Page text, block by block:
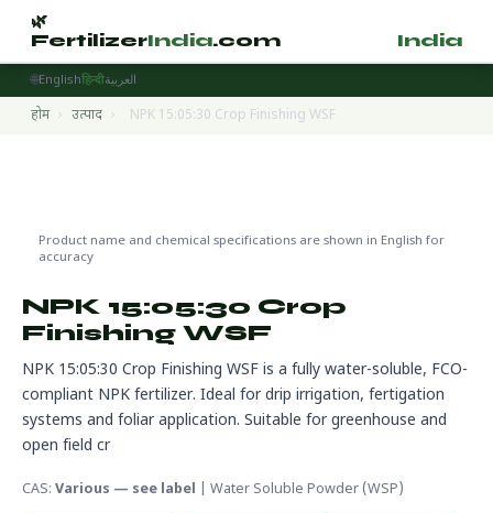
🌿
FertilizerIndia.com India
🌐Englishहिन्दीالعربية
होम › उत्पाद › NPK 15:05:30 Crop Finishing WSF
Product name and chemical specifications are shown in English for
accuracy
NPK 15:05:30 Crop
Finishing WSF
NPK 15:05:30 Crop Finishing WSF is a fully water-soluble, FCO-
compliant NPK fertilizer. Ideal for drip irrigation, fertigation
systems and foliar application. Suitable for greenhouse and
open field cr
CAS: Various — see label | Water Soluble Powder (WSP)